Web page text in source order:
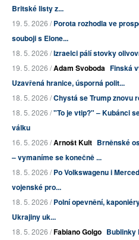
Britské listy z...
19. 5. 2026 /Porota rozhodla ve
souboji s Elone...
18. 5. 2026 /Izraelci pálí stovky
19. 5. 2026 /Adam Svoboda Finská
Uzavřená hranice, úsporná polit...
18. 5. 2026 /Chystá se Trump znovu
18. 5. 2026 /"To je vtip?" – Kubánci
válku
16. 5. 2026 /Arnošt Kult Brněnské
– vymaníme se konečně ...
18. 5. 2026 /Po Volkswagenu i
vojenské pro...
18. 5. 2026 /Polní opevnění,
Ukrajiny uk...
18. 5. 2026 /Fabiano Golgo Bublinky